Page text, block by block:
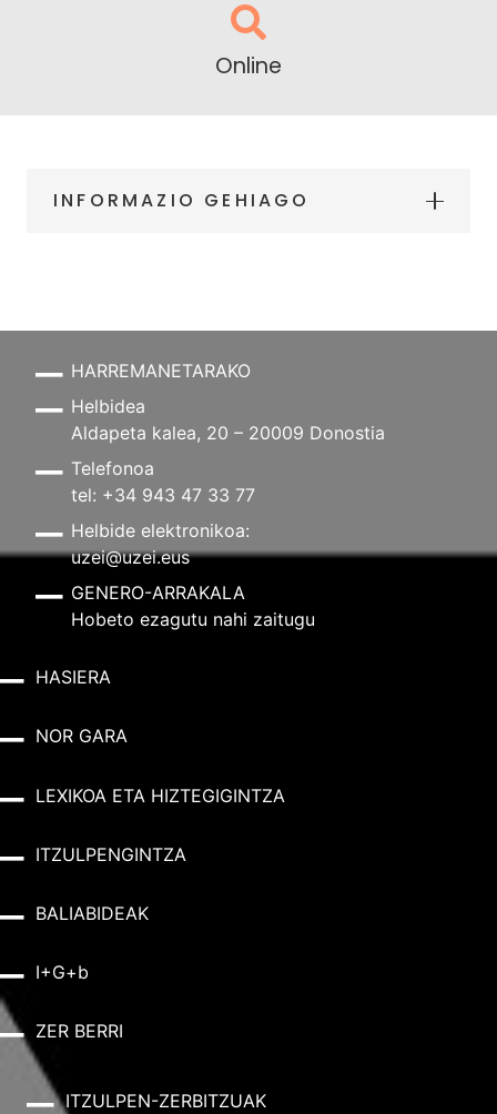
Online
INFORMAZIO GEHIAGO
HARREMANETARAKO
Helbidea
Aldapeta kalea, 20 – 20009 Donostia
Telefonoa
tel: +34 943 47 33 77
Helbide elektronikoa:
uzei@uzei.eus
GENERO-ARRAKALA
Hobeto ezagutu nahi zaitugu
HASIERA
NOR GARA
LEXIKOA ETA HIZTEGIGINTZA
ITZULPENGINTZA
BALIABIDEAK
I+G+b
ZER BERRI
ITZULPEN-ZERBITZUAK